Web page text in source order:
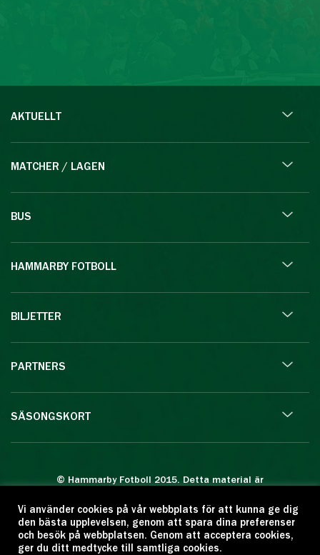
AKTUELLT
MATCHER / LAGEN
BUS
HAMMARBY FOTBOLL
BILJETTER
PARTNERS
SÄSONGSKORT
© Hammarby Fotboll 2015. Detta material är
Eftertryck eller annan kopiering är förbjuden.
Citera oss gärna men ange källan:
www.hammarbyfotboll.se. Ansvarig utgivare:
Vi använder cookies på vår webbplats för att kunna ge dig
den bästa upplevelsen, genom att spara dina preferenser
och besök på webbplatsen. Genom att acceptera cookies,
ger du ditt medtycke till samtliga cookies.